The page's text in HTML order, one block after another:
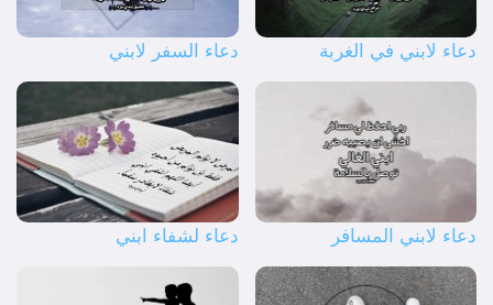
دعاء لابني في الغربة دعاء السفر لابني
دعاء لابني المسافر دعاء لشفاء ابني